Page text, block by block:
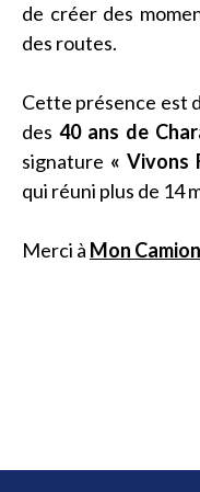
de créer des
des routes.
Cette présence est
des 40 ans de
signature « Vivons
qui réuni plus de 14
Merci à Mon